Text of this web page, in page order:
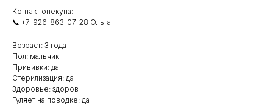
Контакт опекуна:
📞 +7-926-863-07-28 Ольга
Возраст: 3 года
Пол: мальчик
Прививки: да
Стерилизация: да
Здоровье: здоров
Гуляет на поводке: да